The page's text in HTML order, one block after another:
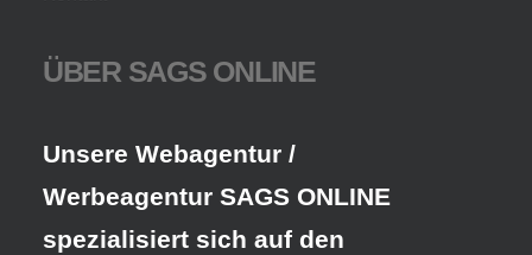
ÜBER SAGS ONLINE
Unsere Webagentur /
Werbeagentur SAGS ONLINE
spezialisiert sich auf den